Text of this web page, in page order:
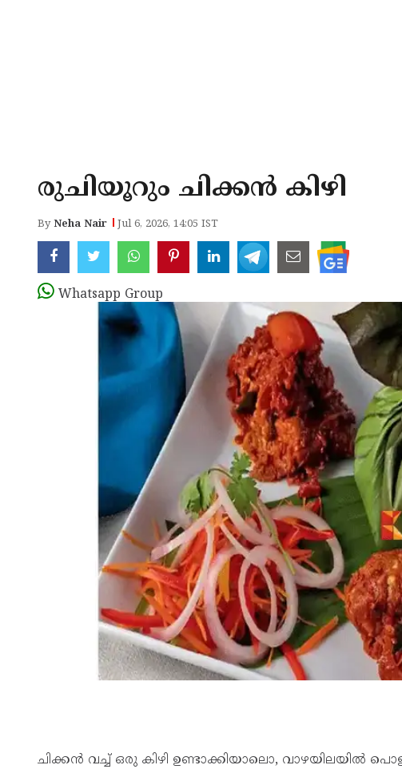
രുചിയൂറും ചിക്കന്‍ കിഴി
ByNeha Nair Jul 6, 2026, 14:05 IST
Whatsapp Group
ചിക്കൻ വച്ച് ഒരു കിഴി ഉണ്ടാക്കിയാലൊ, വാഴയിലയിൽ